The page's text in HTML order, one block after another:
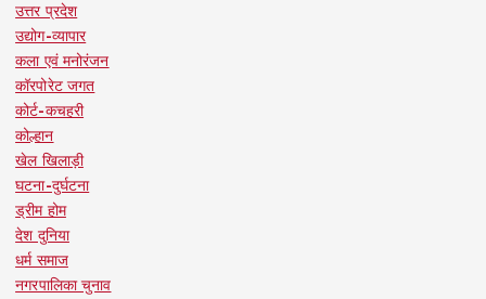
उत्तर प्रदेश
उद्योग-व्यापार
कला एवं मनोरंजन
कॉरपोरेट जगत
कोर्ट-कचहरी
कोल्हान
खेल खिलाड़ी
घटना-दुर्घटना
ड्रीम होम
देश दुनिया
धर्म समाज
नगरपालिका चुनाव